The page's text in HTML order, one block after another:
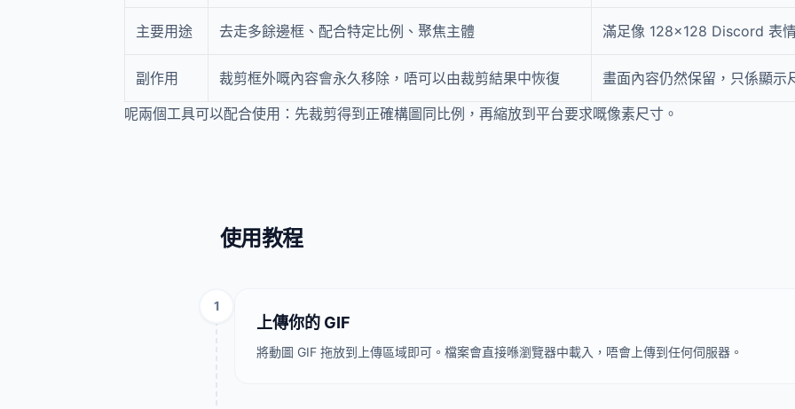
主要用途 去走多餘邊框、配合特定比例、聚焦主體 滿足像 128×128 Discord 表
副作用 裁剪框外嘅內容會永久移除，唔可以由裁剪結果中恢復
畫面內容仍然保留，只係顯示
呢兩個工具可以配合使用：先裁剪得到正確構圖同比例，再縮放到平台要求嘅像素尺寸。
使用教程
1
上傳你的 GIF
將動圖 GIF 拖放到上傳區域即可。檔案會直接喺瀏覽器中載入，唔會上傳到任何伺服器。